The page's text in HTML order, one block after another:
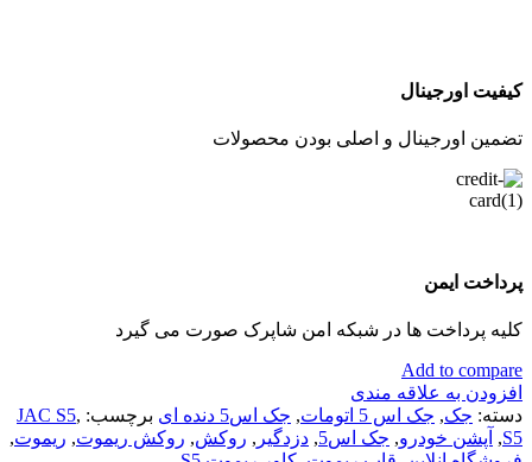
کیفیت اورجینال
تضمین اورجینال و اصلی بودن محصولات
پرداخت ایمن
کلیه پرداخت ها در شبکه امن شاپرک صورت می گیرد
Add to compare
افزودن به علاقه مندی
دسته: جک, جک اس 5 اتومات , جک اس5 دنده ای برچسب: JAC S5,
S5
, آپشن خودرو, جک اس5 , دزدگیر , روکش, روکش ریموت, ریموت,